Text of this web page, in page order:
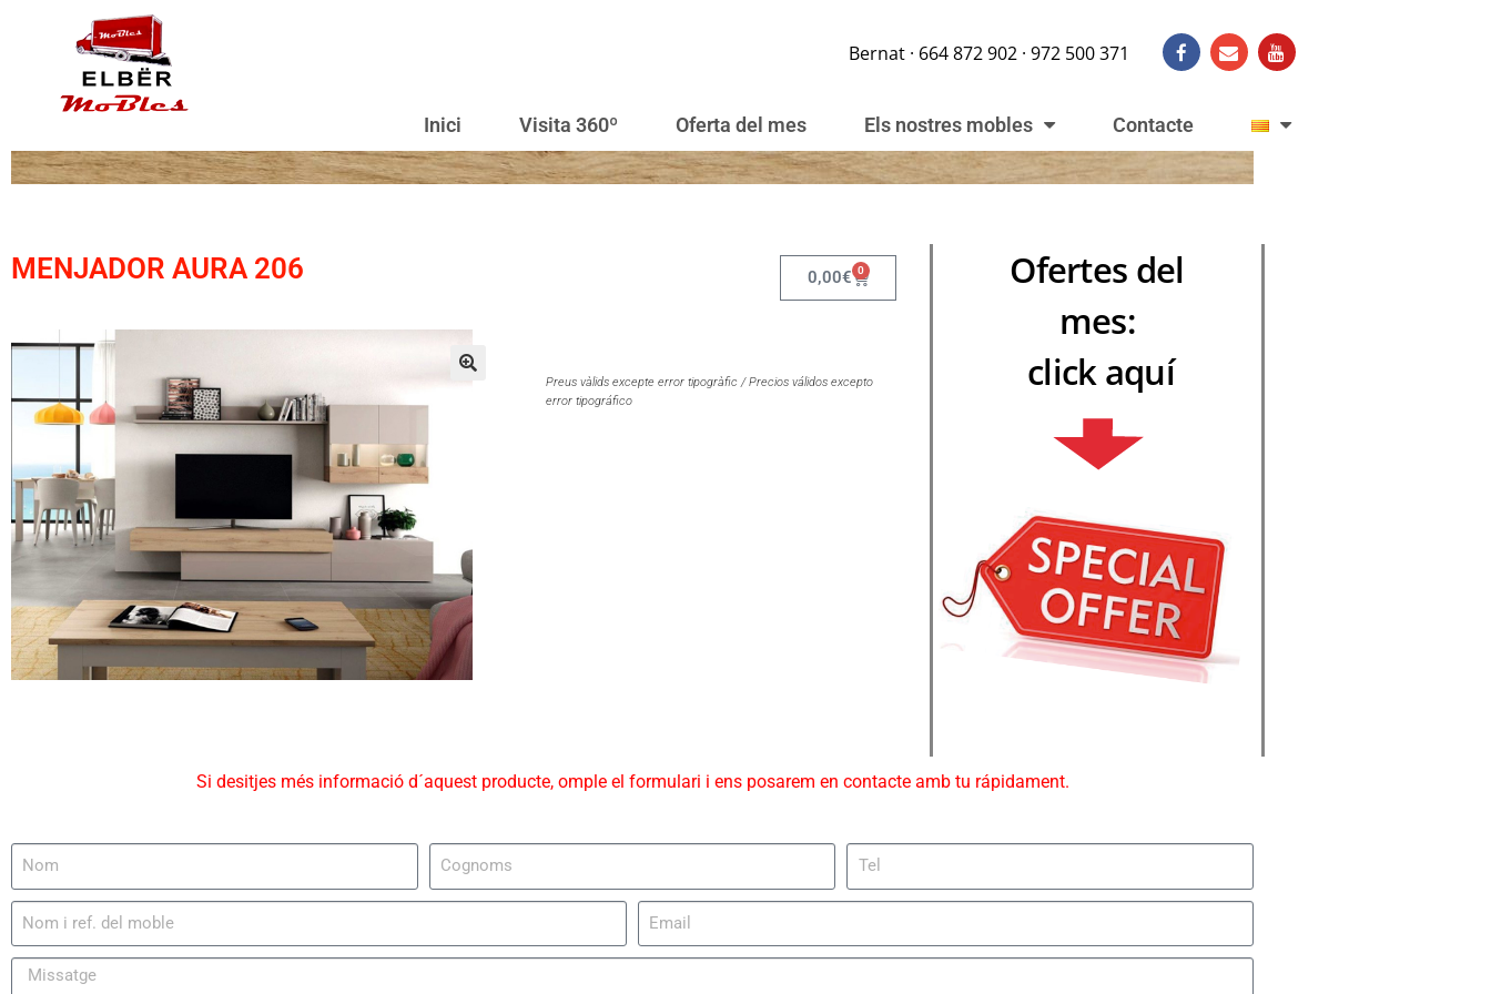
Bernat · 664 872 902 · 972 500 371
Inici Visita 360º Oferta del mes Els nostres mobles Contacte
MENJADOR AURA 206 0,00€ 0
Preus vàlids excepte error tipogràfic / Precios válidos excepto
error tipográfico
Ofertes del
mes:
click aquí
Si desitjes més informació d´aquest producte, omple el formulari i ens posarem en contacte amb tu rápidament.